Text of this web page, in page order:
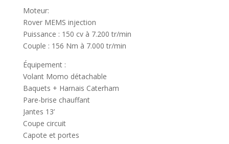
Moteur:
Rover MEMS injection
Puissance : 150 cv à 7.200 tr/min
Couple : 156 Nm à 7.000 tr/min
Équipement :
Volant Momo détachable
Baquets + Harnais Caterham
Pare-brise chauffant
Jantes 13’
Coupe circuit
Capote et portes